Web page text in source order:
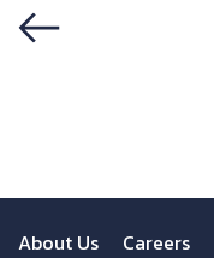
About Us Careers